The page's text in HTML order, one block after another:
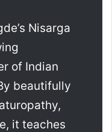
Nisarga
of Indian
beautifully
it teaches